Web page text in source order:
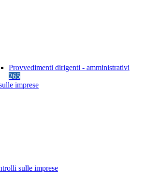
Provvedimenti dirigenti - amministrativi
265
imprese
sulle imprese